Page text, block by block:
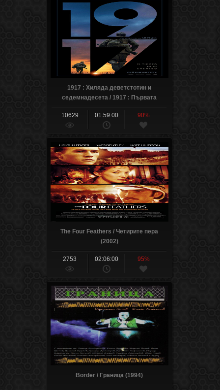
1917 : Хиляда деветстотин и
седемнадесета / 1917 : Първата
световна война (2019)
10629
01:59:00 90%
The Four Feathers / Четирите пера
(2002)
2753 02:06:00 95%
Border / Граница (1994)